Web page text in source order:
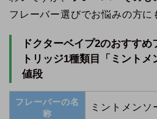
フレーバー選びでお悩みの方に
ドクターベイプ2のおすす
トリッジ1種類目「ミントメ
値段
フレーバーの名
称
ミントメンソ